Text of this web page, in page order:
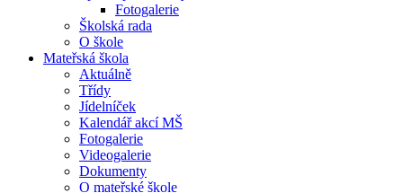
Fotogalerie
Školská rada
O škole
Mateřská škola
Aktuálně
Třídy
Jídelníček
Kalendář akcí MŠ
Fotogalerie
Videogalerie
Dokumenty
O mateřské škole